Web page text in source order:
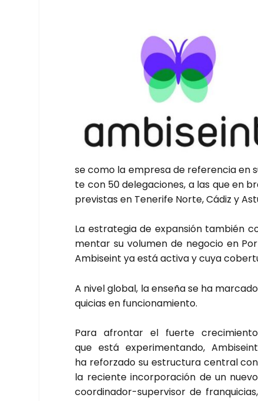
se como la empre­sa de refe­ren­cia
te con 50 dele­ga­cio­nes, a las que en
pre­vis­tas en Tene­ri­fe Nor­te, Cádiz y
La estra­te­gia de expan­sión tam­bién
men­tar su volu­men de nego­cio en
Ambi­seint ya está acti­va y cuya
A nivel glo­bal, la ense­ña se ha
qui­cias en fun­cio­na­mien­to.
Para afron­tar el fuer­te cre­ci­mien­to
que está expe­ri­men­tan­do, Ambi­seint
ha refor­za­do su estruc­tu­ra cen­tral con
la recien­te incor­po­ra­ción de un nue­vo
coor­di­na­dor-super­vi­sor de fran­qui­cias,